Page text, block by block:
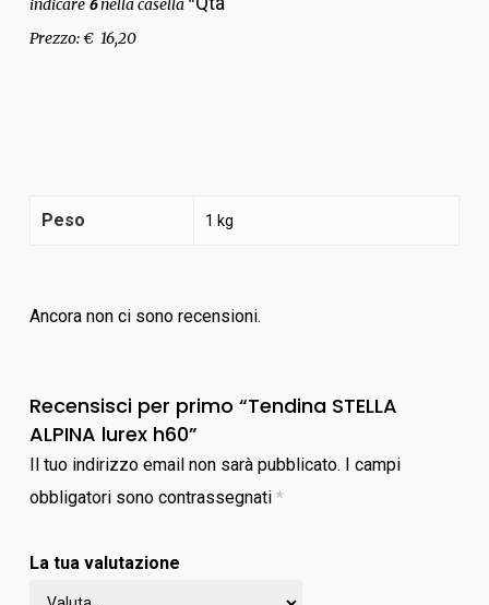
indicare 6nella casella “
Prezzo: € 16,20
Peso 1 kg
Ancora non ci sono recensioni.
Recensisci per primo “Tendina STELLA
ALPINA lurex h60”
Il tuo indirizzo email non sarà pubblicato. I campi
obbligatori sono contrassegnati *
La tua valutazione